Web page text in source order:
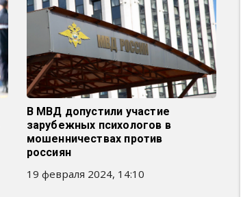
В МВД допустили участие
зарубежных психологов в
мошенничествах против
россиян
19 февраля 2024, 14:10